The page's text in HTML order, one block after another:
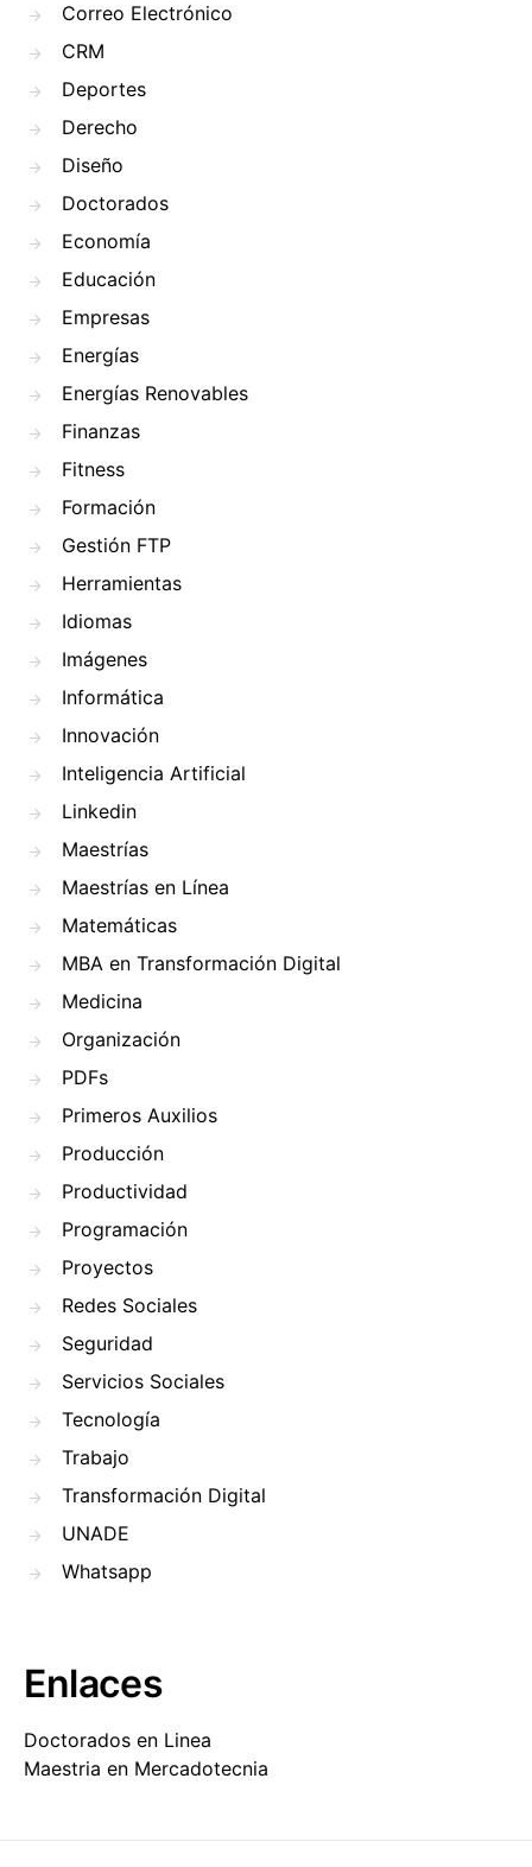
Correo Electrónico
CRM
Deportes
Derecho
Diseño
Doctorados
Economía
Educación
Empresas
Energías
Energías Renovables
Finanzas
Fitness
Formación
Gestión FTP
Herramientas
Idiomas
Imágenes
Informática
Innovación
Inteligencia Artificial
Linkedin
Maestrías
Maestrías en Línea
Matemáticas
MBA en Transformación Digital
Medicina
Organización
PDFs
Primeros Auxilios
Producción
Productividad
Programación
Proyectos
Redes Sociales
Seguridad
Servicios Sociales
Tecnología
Trabajo
Transformación Digital
UNADE
Whatsapp
Enlaces
Doctorados en Linea
Maestria en Mercadotecnia